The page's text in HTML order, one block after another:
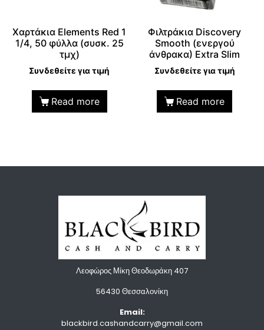
Χαρτάκια Elements Red 1
1/4, 50 φύλλα (συσκ. 25
τμχ)
Συνδεθείτε για τιμή
Read more
Φιλτράκια Discovery
Smooth (ενεργού
άνθρακα) Extra Slim
Συνδεθείτε για τιμή
Read more
Λεοφώρος Μίκη Θεοδωράκη 407
56430 Θεσσαλονίκη
Email:
blackbird.cashandcarry@gmail.com